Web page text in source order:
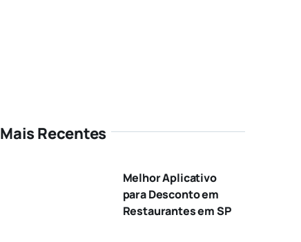
Mais Recentes
Melhor Aplicativo
para Desconto em
Restaurantes em SP